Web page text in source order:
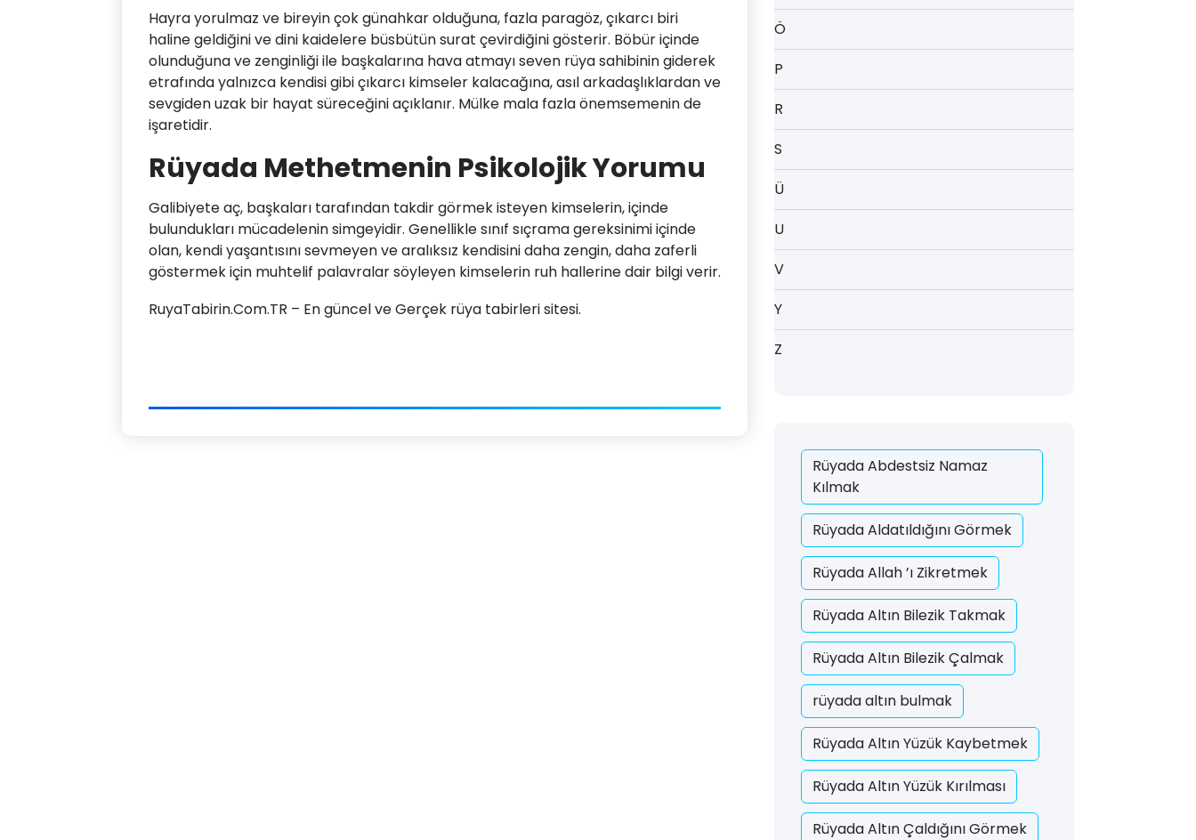
Hayra yorulmaz ve bireyin çok günahkar olduğuna, fazla paragöz, çıkarcı biri
haline geldiğini ve dini kaidelere büsbütün surat çevirdiğini gösterir. Böbür içinde
olunduğuna ve zenginliği ile başkalarına hava atmayı seven rüya sahibinin giderek
etrafında yalnızca kendisi gibi çıkarcı kimseler kalacağına, asıl arkadaşlıklardan ve
sevgiden uzak bir hayat süreceğini açıklanır. Mülke mala fazla önemsemenin de
işaretidir.
Rüyada Methetmenin Psikolojik Yorumu
Galibiyete aç, başkaları tarafından takdir görmek isteyen kimselerin, içinde
bulundukları mücadelenin simgeyidir. Genellikle sınıf sıçrama gereksinimi içinde
olan, kendi yaşantısını sevmeyen ve aralıksız kendisini daha zengin, daha zaferli
göstermek için muhtelif palavralar söyleyen kimselerin ruh hallerine dair bilgi verir.
RuyaTabirin.Com.TR – En güncel ve Gerçek rüya tabirleri sitesi.
Ö
P
R
S
Ü
U
V
Y
Z
Rüyada Abdestsiz Namaz
Kılmak
Rüyada Aldatıldığını Görmek
Rüyada Allah ’ı Zikretmek
Rüyada Altın Bilezik Takmak
Rüyada Altın Bilezik Çalmak
rüyada altın bulmak
Rüyada Altın Yüzük Kaybetmek
Rüyada Altın Yüzük Kırılması
Rüyada Altın Çaldığını Görmek